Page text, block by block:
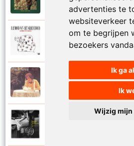
advertenties te
websiteverkeer
om te begrijpen
bezoekers
Ik ga
Ik
Wijzig mijn
Mijn schoolgaande jeugd
Raymond Van Het
Mijnheer de postbode
Raymond Van Het